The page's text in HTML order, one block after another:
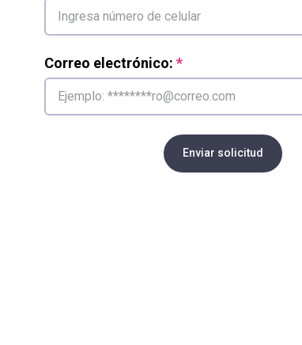
Correo electrónico:
Enviar solicitud